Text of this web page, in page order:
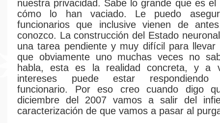
nuestra privacidad. Sabe lo grande que es el
cómo lo han vaciado. Le puedo
funcionarios que inclusive vienen de
conozco. La construcción del Estado
una tarea pendiente y muy difícil para llevar
que obviamente uno muchas veces no
habla, esta es la realidad concreta, y a
intereses puede estar respondiendo
funcionario. Por eso creo cuando digo
diciembre del 2007 vamos a salir del
caracterización de que vamos a pasar al